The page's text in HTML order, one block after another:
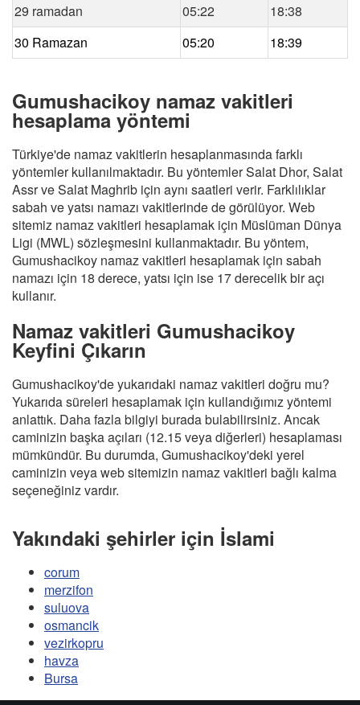
29 ramadan
05:22
18:38
30 Ramazan
05:20 18:39
Gumushacikoy namaz vakitleri
hesaplama yöntemi
Türkiye'de namaz vakitlerin hesaplanmasında farklı
yöntemler kullanılmaktadır. Bu yöntemler Salat Dhor, Salat
Assr ve Salat Maghrib için aynı saatleri verir. Farklılıklar
sabah ve yatsı namazı vakitlerinde de görülüyor. Web
sitemiz namaz vakitleri hesaplamak için Müslüman Dünya
Ligi (MWL) sözleşmesini kullanmaktadır. Bu yöntem,
Gumushacikoy namaz vakitleri hesaplamak için sabah
namazı için 18 derece, yatsı için ise 17 derecelik bir açı
kullanır.
Namaz vakitleri Gumushacikoy
Keyfini Çıkarın
Gumushacikoy'de yukarıdaki namaz vakitleri doğru mu?
Yukarıda süreleri hesaplamak için kullandığımız yöntemi
anlattık. Daha fazla bilgiyi burada bulabilirsiniz. Ancak
caminizin başka açıları (12.15 veya diğerleri) hesaplaması
mümkündür. Bu durumda, Gumushacikoy'deki yerel
caminizin veya web sitemizin namaz vakitleri bağlı kalma
seçeneğiniz vardır.
Yakındaki şehirler için İslami
corum
merzifon
suluova
osmancik
vezirkopru
havza
Bursa